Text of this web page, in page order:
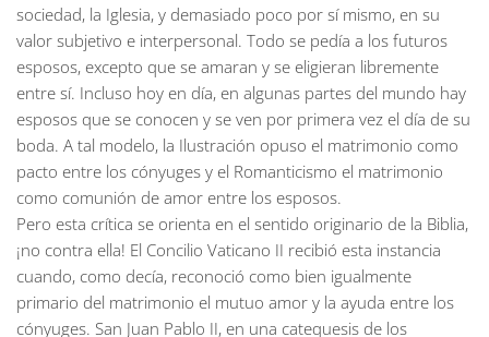
sociedad, la Iglesia, y demasiado poco por sí mismo, en su
valor subjetivo e interpersonal. Todo se pedía a los futuros
esposos, excepto que se amaran y se eligieran libremente
entre sí. Incluso hoy en día, en algunas partes del mundo hay
esposos que se conocen y se ven por primera vez el día de su
boda. A tal modelo, la Ilustración opuso el matrimonio como
pacto entre los cónyuges y el Romanticismo el matrimonio
como comunión de amor entre los esposos.
Pero esta crítica se orienta en el sentido originario de la Biblia,
¡no contra ella! El Concilio Vaticano II recibió esta instancia
cuando, como decía, reconoció como bien igualmente
primario del matrimonio el mutuo amor y la ayuda entre los
cónyuges. San Juan Pablo II, en una catequesis de los